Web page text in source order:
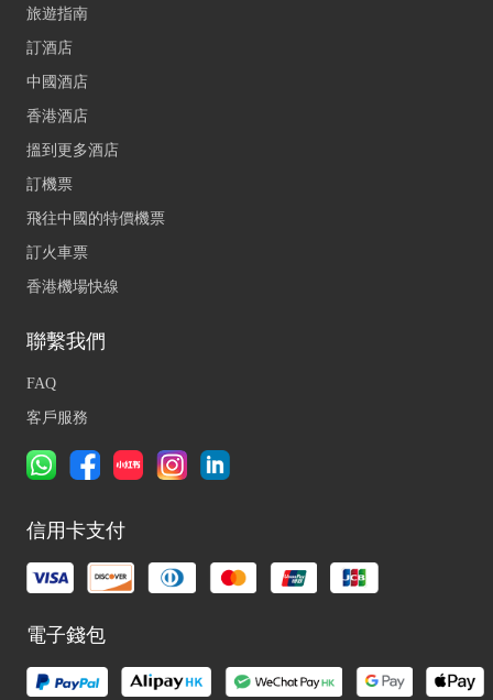
旅遊指南
訂酒店
中國酒店
香港酒店
搵到更多酒店
訂機票
飛往中國的特價機票
訂火車票
香港機場快線
聯繫我們
FAQ
客戶服務
信用卡支付
電子錢包